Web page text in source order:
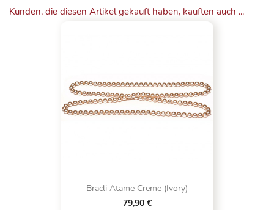
Kunden, die diesen Artikel gekauft haben, kauften auch ...
Bracli Atame Creme (Ivory)
79,90 €